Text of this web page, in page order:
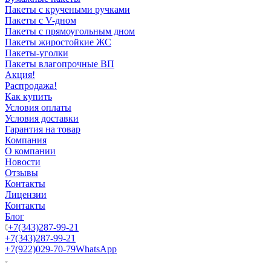
Пакеты с кручеными ручками
Пакеты с V-дном
Пакеты с прямоугольным дном
Пакеты жиростойкие ЖС
Пакеты-уголки
Пакеты влагопрочные ВП
Акция!
Распродажа!
Как купить
Условия оплаты
Условия доставки
Гарантия на товар
Компания
О компании
Новости
Отзывы
Контакты
Лицензии
Контакты
Блог
+7(343)287-99-21
+7(343)287-99-21
+7(922)029-70-79WhatsApp